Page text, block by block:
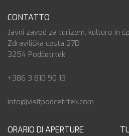
CONTATTO
Javni zavod za turizem, kulturo in
Zdraviliška cesta 27D
3254 Podčetrtek
+386 3 810 90 13
info@visitpodcetrtek.com
ORARIO DI APERTURE